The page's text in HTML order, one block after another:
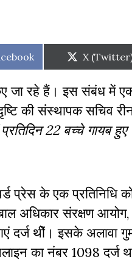
Share
on
X
जा रहे हैं। इस संबंध में
की संस्थापक सचिव
22 बच्चे गायब
के एक प्रतिनिधि को
अधिकार संरक्षण
दर्ज थीें। इसके अलावा
का नंबर 1098 दर्ज